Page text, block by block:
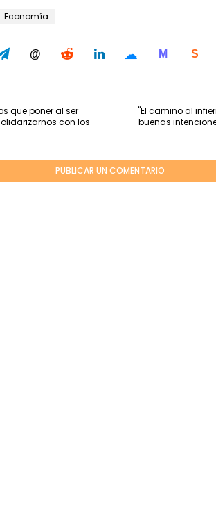
Economía
@ ☁ M S
"El camino al
buenas
que poner al ser
con los
PUBLICAR UN COMENTARIO